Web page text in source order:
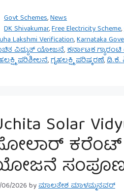
Categories
Govt Schemes,News
Tags
DK Shivakumar,Free Electricity Scheme,
Lakshmi Verification,Karnataka
ವಿದ್ಯುತ್ ಯೋಜನೆ,ಕರ್ನಾಟಕ
ಪರಿಶೀಲನೆ,ಗೃಹಲಕ್ಷ್ಮಿ ಪರಿಷ್ಕರಣೆ,
Solar
ಕರೆಂಟ್
2026byಮಾಲತೇಶ ಮಾಳಮ್ಮನವರ್